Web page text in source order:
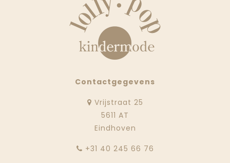
Contactgegevens
Vrijstraat 25
5611 AT
Eindhoven
‭+31 40 245 66 76